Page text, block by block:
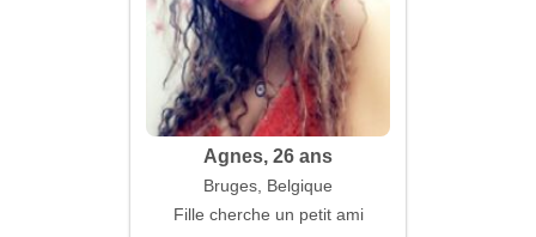
Agnes, 26 ans
Bruges, Belgique
Fille cherche un petit ami